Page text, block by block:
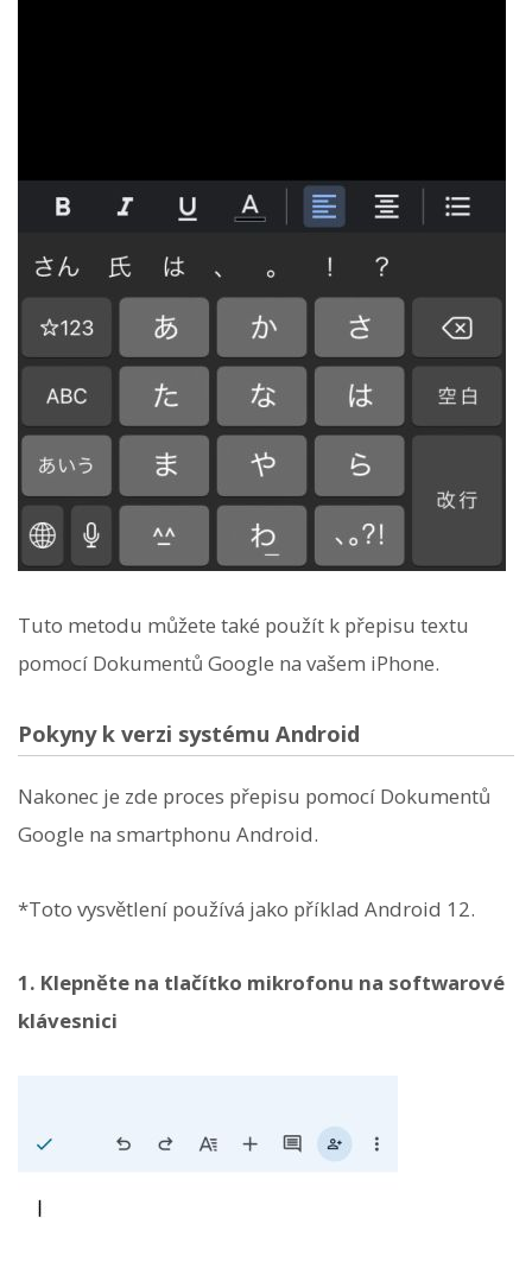
Tuto metodu můžete také použít k přepisu textu
pomocí Dokumentů Google na vašem iPhone.
Pokyny k verzi systému Android
Nakonec je zde proces přepisu pomocí Dokumentů
Google na smartphonu Android.
*Toto vysvětlení používá jako příklad Android 12.
1. Klepněte na tlačítko mikrofonu na softwarové
klávesnici